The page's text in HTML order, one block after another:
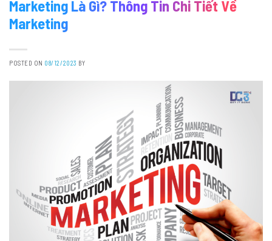
Marketing Là Gì? Thông Tin Chi Tiết Về
Marketing
POSTED ON 08/12/2023 BY